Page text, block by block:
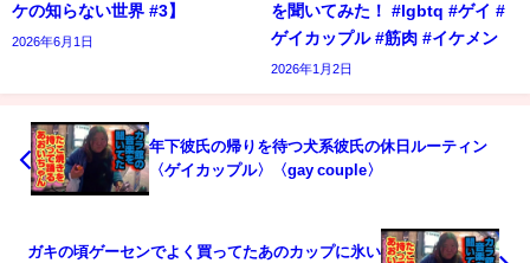
ケの知らない世界 #3】
2026年6月1日
を聞いてみた！ #lgbtq #ゲイ #
ゲイカップル #筋肉 #イケメン
2026年1月2日
年下彼氏の帰りを待つ犬系彼氏の休日ルーティン
〈ゲイカップル〉〈gay couple〉
ガキの頃ゲーセンでよく買ってたあのカップに氷い